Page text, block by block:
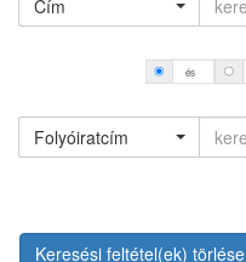
Cím
és
Folyóiratcím
Keresési feltétel(ek) törlése